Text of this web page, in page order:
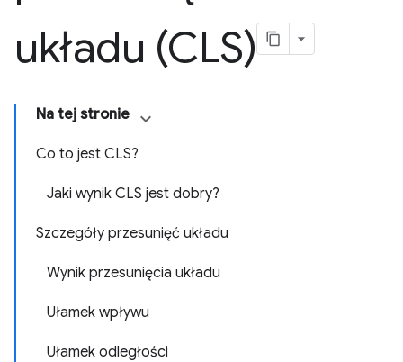
układu (CLS)
Na tej stronie
Co to jest CLS?
Jaki wynik CLS jest dobry?
Szczegóły przesunięć układu
Wynik przesunięcia układu
Ułamek wpływu
Ułamek odległości